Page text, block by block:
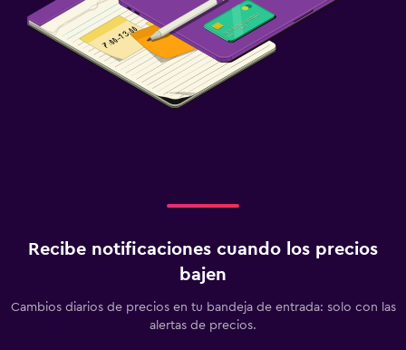
Recibe notificaciones cuando los precios
bajen
Cambios diarios de precios en tu bandeja de entrada: solo con las
alertas de precios.